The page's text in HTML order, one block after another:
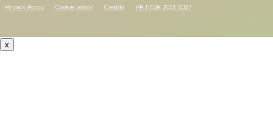
Privacy Policy Cookie policy Credits PR FESR 2021-2027
x